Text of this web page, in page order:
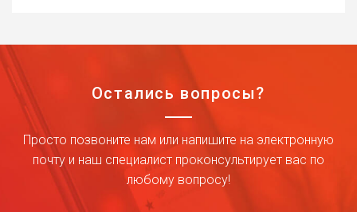
Остались вопросы?
Просто позвоните нам или напишите на электронную
почту и наш специалист проконсультирует вас по
любому вопросу!